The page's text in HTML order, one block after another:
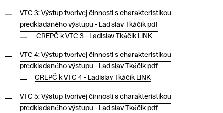
VTC 3: Výstup tvorivej činnosti s charakteristikou
predkladaného výstupu - Ladislav Tkáčik pdf
CREPČ k VTC 3 - Ladislav Tkáčik LINK
VTC 4: Výstup tvorivej činnosti s charakteristikou
predkladaného výstupu - Ladislav Tkáčik pdf
CREPČ k VTC 4 - Ladislav Tkáčik LINK
VTC 5: Výstup tvorivej činnosti s charakteristikou
predkladaného výstupu - Ladislav Tkáčik pdf